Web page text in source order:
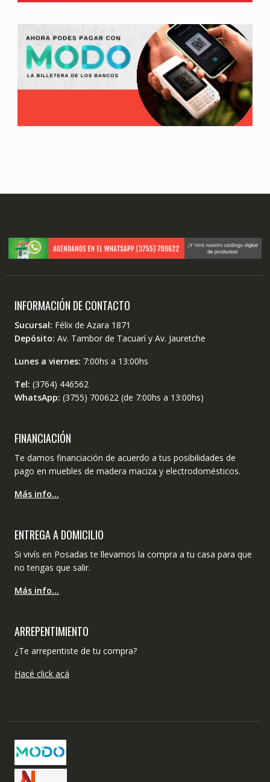
INFORMACIÓN DE CONTACTO
Sucursal: Félix de Azara 1871
Depósito: Av. Tambor de Tacuarí y Av. Jauretche
Lunes a viernes: 7:00hs a 13:00hs
Tel: (3764) 446562
WhatsApp: (3755) 700622 (de 7:00hs a 13:00hs)
FINANCIACIÓN
Te damos financiación de acuerdo a tus posibilidades de
pago en muebles de madera maciza y electrodomésticos.
Más info…
ENTREGA A DOMICILIO
Si vivís en Posadas te llevamos la compra a tu casa para que
no tengas que salir.
Más info…
ARREPENTIMIENTO
¿Te arrepentiste de tu compra?
Hacé click acá